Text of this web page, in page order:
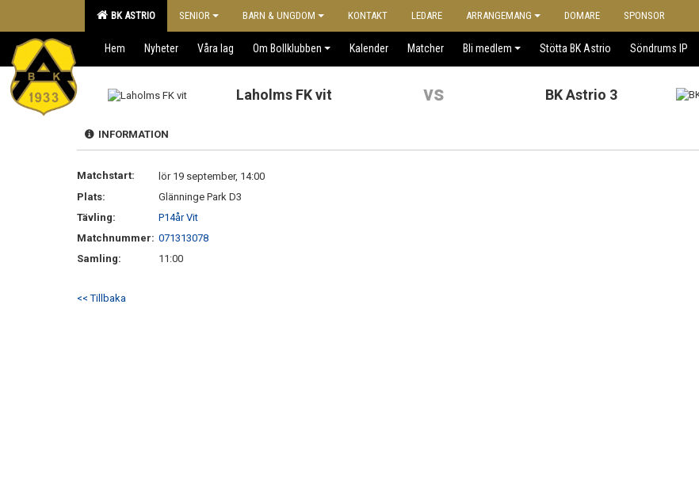
BK ASTRIO SENIOR BARN & UNGDOM KONTAKT LEDARE ARRANGEMANG DOMARE SPONSOR
Hem Nyheter Våra lag Om Bollklubben Kalender Matcher Bli medlem Stötta BK Astrio Söndrums IP
Laholms FK vit vs BK Astrio 3
INFORMATION
Matchstart:
lör 19 september, 14:00
Plats:
Glänninge Park D3
Tävling:
P14år Vit
Matchnummer: 071313078
Samling:
11:00
<< Tillbaka